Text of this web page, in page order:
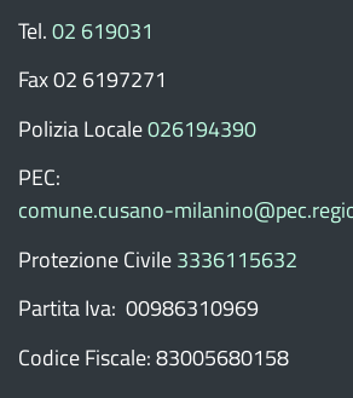
Tel.02 619031
Fax 02 6197271
Polizia Locale026194390
PEC:
comune.cusano-
Protezione Civile3336115632
Partita Iva: 00986310969
Codice Fiscale: 83005680158